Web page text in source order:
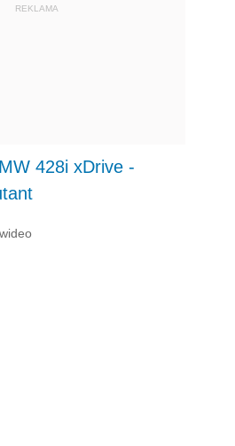
REKLAMA
428i xDrive -